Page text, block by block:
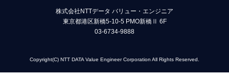
株式会社NTTデータ バリュー・エンジニア
東京都港区新橋5-10-5 PMO新橋Ⅱ 6F
03-6734-9888
Copyright(C) NTT DATA Value Engineer Corporation All Rights Reserved.